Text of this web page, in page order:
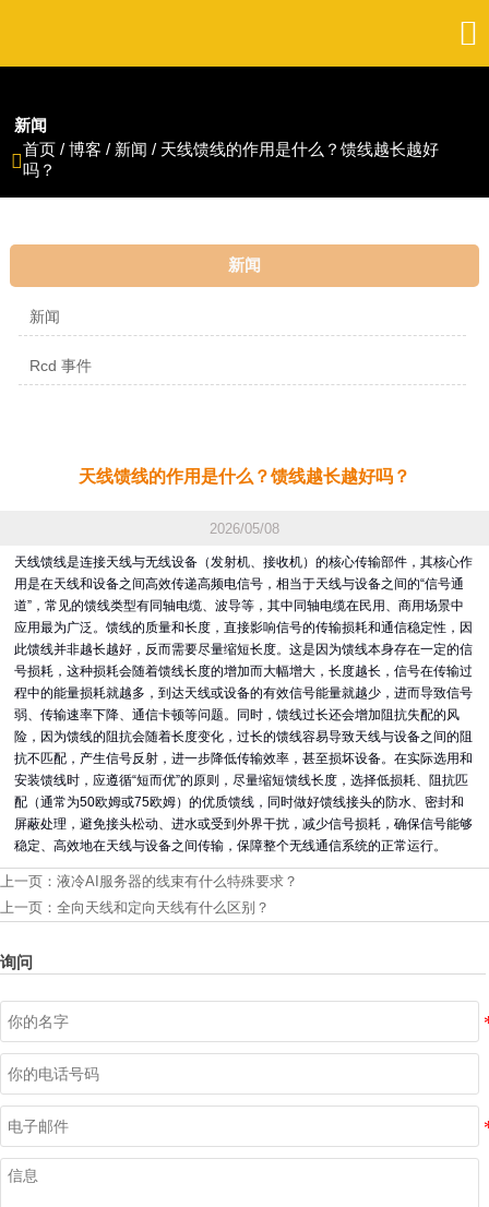

新闻

首页 / 博客 / 新闻 / 天线馈线的作用是什么？馈线越长越好
吗？
新闻
新闻
Rcd 事件
天线馈线的作用是什么？馈线越长越好吗？
2026/05/08
天线馈线是连接天线与无线设备（发射机、接收机）的核心传输部件，其核心作
用是在天线和设备之间高效传递高频电信号，相当于天线与设备之间的“信号通
道”，常见的馈线类型有同轴电缆、波导等，其中同轴电缆在民用、商用场景中
应用最为广泛。馈线的质量和长度，直接影响信号的传输损耗和通信稳定性，因
此馈线并非越长越好，反而需要尽量缩短长度。这是因为馈线本身存在一定的信
号损耗，这种损耗会随着馈线长度的增加而大幅增大，长度越长，信号在传输过
程中的能量损耗就越多，到达天线或设备的有效信号能量就越少，进而导致信号
弱、传输速率下降、通信卡顿等问题。同时，馈线过长还会增加阻抗失配的风
险，因为馈线的阻抗会随着长度变化，过长的馈线容易导致天线与设备之间的阻
抗不匹配，产生信号反射，进一步降低传输效率，甚至损坏设备。在实际选用和
安装馈线时，应遵循“短而优”的原则，尽量缩短馈线长度，选择低损耗、阻抗匹
配（通常为50欧姆或75欧姆）的优质馈线，同时做好馈线接头的防水、密封和
屏蔽处理，避免接头松动、进水或受到外界干扰，减少信号损耗，确保信号能够
稳定、高效地在天线与设备之间传输，保障整个无线通信系统的正常运行。
上一页： 液冷AI服务器的线束有什么特殊要求？
上一页： 全向天线和定向天线有什么区别？
询问